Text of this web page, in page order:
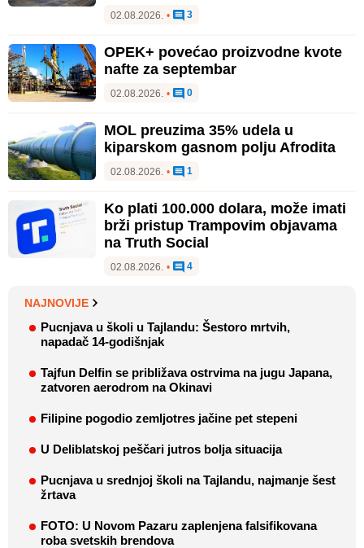
02.08.2026. • 3
OPEK+ povećao proizvodne kvote
nafte za septembar
02.08.2026. • 0
MOL preuzima 35% udela u
kiparskom gasnom polju Afrodita
02.08.2026. • 1
Ko plati 100.000 dolara, može imati
brži pristup Trampovim objavama
na Truth Social
02.08.2026. • 4
NAJNOVIJE
Pucnjava u školi u Tajlandu: Šestoro mrtvih,
napadač 14-godišnjak
Tajfun Delfin se približava ostrvima na jugu Japana,
zatvoren aerodrom na Okinavi
Filipine pogodio zemljotres jačine pet stepeni
U Deliblatskoj peščari jutros bolja situacija
Pucnjava u srednjoj školi na Tajlandu, najmanje šest
žrtava
FOTO: U Novom Pazaru zaplenjena falsifikovana
roba svetskih brendova